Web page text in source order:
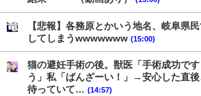
【悲報】各務原とかいう地名、岐阜県
してしまうwwwwwww (15:00)
猫の避妊手術の後。獣医「手術成功で
う」私「ばんざーい！」→安心した直
待っていて… (14:57)